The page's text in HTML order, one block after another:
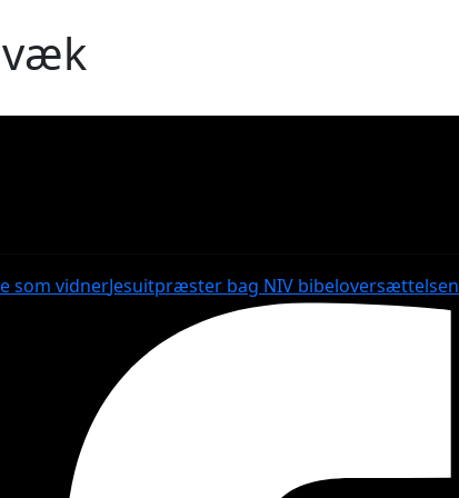
som vidnerJesuitpræster bag NIV bibeloversættelsen